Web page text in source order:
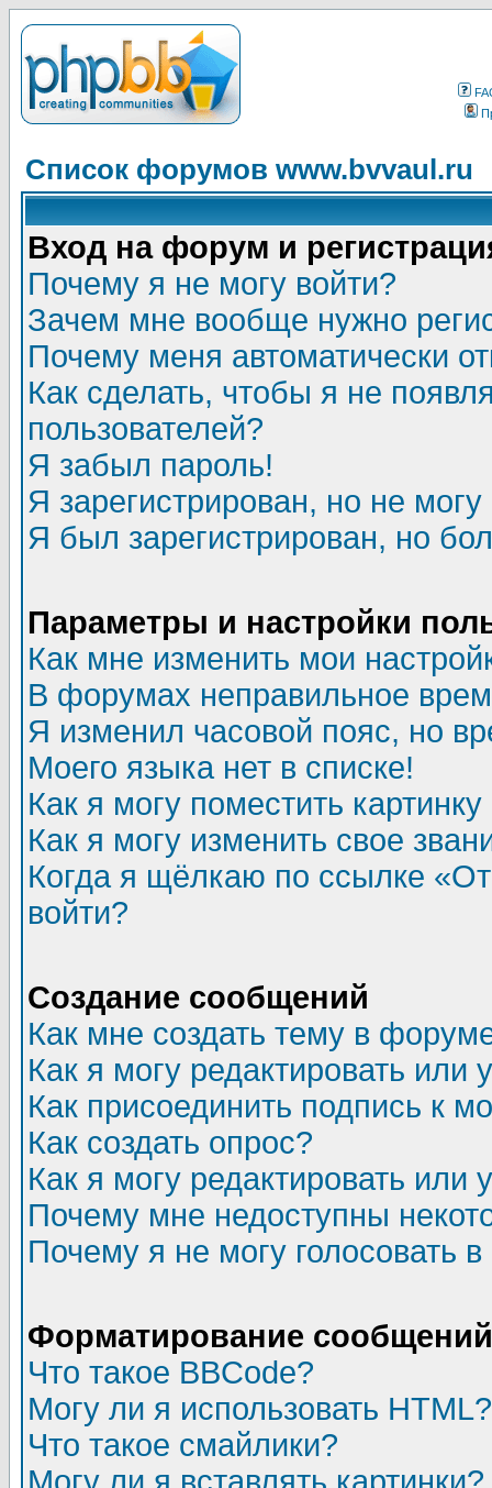
Список форумов www.bvvaul.ru
Вход на форум и
Почему я не могу войти?
Зачем мне вообще нужно
Почему меня автоматически
Как сделать, чтобы я не
пользователей?
Я забыл пароль!
Я зарегистрирован, но не могу
Я был зарегистрирован, но
Параметры и настройки
Как мне изменить мои
В форумах неправильное
Я изменил часовой пояс, но
Моего языка нет в списке!
Как я могу поместить
Как я могу изменить свое
Когда я щёлкаю по ссылке
войти?
Создание сообщений
Как мне создать тему в
Как я могу редактировать или
Как присоединить подпись к
Как создать опрос?
Как я могу редактировать или
Почему мне недоступны
Почему я не могу голосовать
Форматирование
Что такое BBCode?
Могу ли я использовать HTML?
Что такое смайлики?